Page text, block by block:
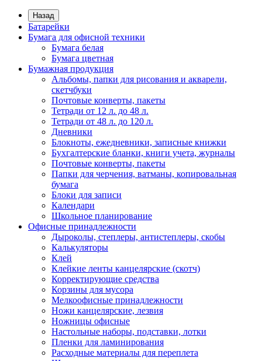
Назад
Батарейки
Бумага для офисной техники
Бумага белая
Бумага цветная
Бумажная продукция
Альбомы, папки для рисования и акварели,
скетчбуки
Почтовые конверты, пакеты
Тетради от 12 л. до 48 л.
Тетради от 48 л. до 120 л.
Дневники
Блокноты, ежедневники, записные книжки
Бухгалтерские бланки, книги учета, журналы
Почтовые конверты, пакеты
Папки для черчения, ватманы, копировальная
бумага
Блоки для записи
Календари
Школьное планирование
Офисные принадлежности
Дыроколы, степлеры, антистеплеры, скобы
Калькуляторы
Клей
Клейкие ленты канцелярские (скотч)
Корректирующие средства
Корзины для мусора
Мелкоофисные принадлежности
Ножи канцелярские, лезвия
Ножницы офисные
Настольные наборы, подставки, лотки
Пленки для ламинирования
Расходные материалы для переплета